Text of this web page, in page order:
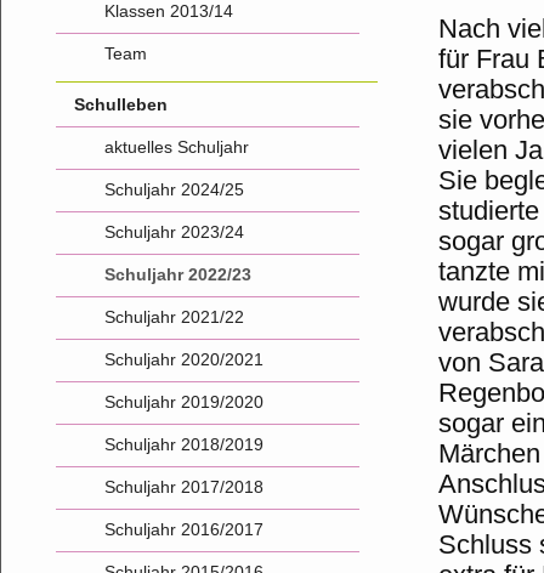
Nach
für Frau
sie
vielen
Sie
sogar
tanzte
wurde
von
sogar
Schluss
Klassen 2013/14
Team
Schulleben
aktuelles Schuljahr
Schuljahr 2024/25
Schuljahr 2023/24
Schuljahr 2022/23
Schuljahr 2021/22
Schuljahr 2020/2021
Schuljahr 2019/2020
Schuljahr 2018/2019
Schuljahr 2017/2018
Schuljahr 2016/2017